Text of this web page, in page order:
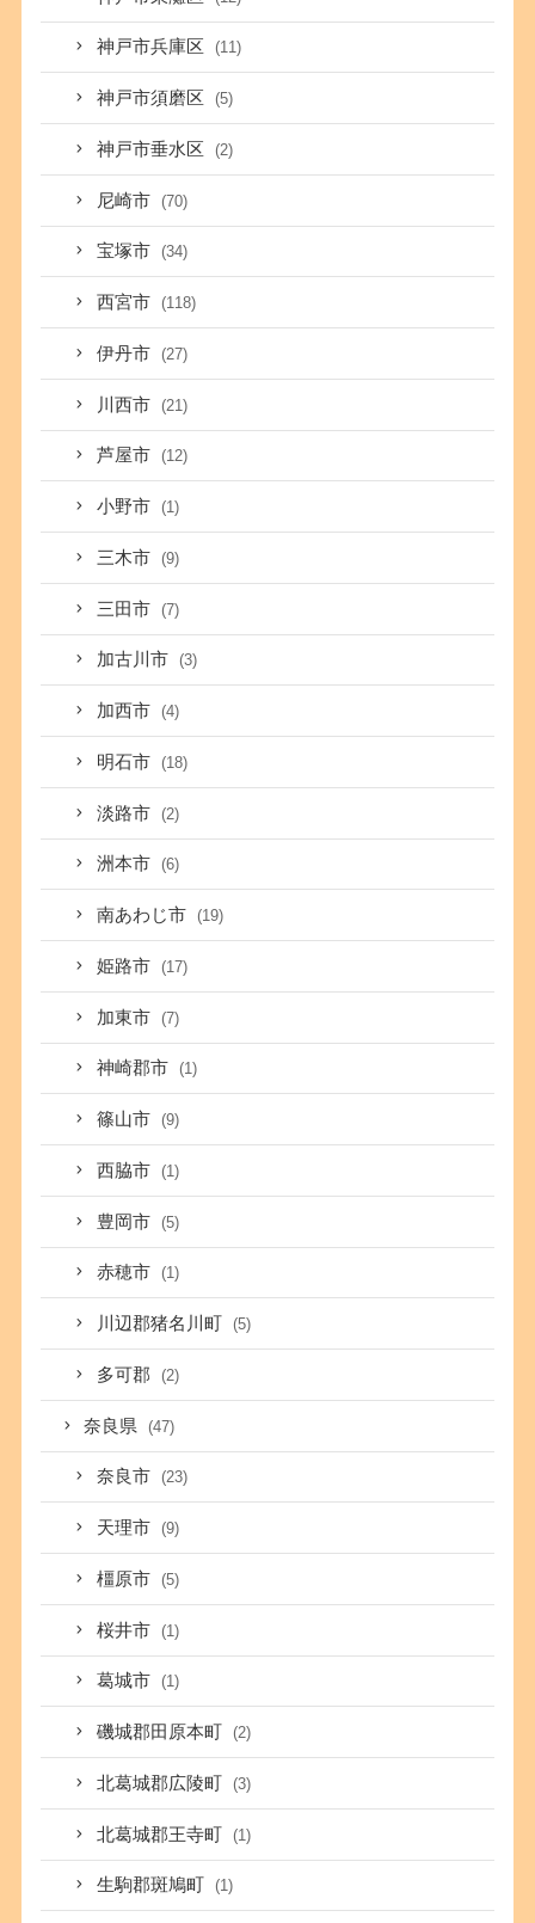
神戸市兵庫区 (11)
神戸市須磨区 (5)
神戸市垂水区 (2)
尼崎市 (70)
宝塚市 (34)
西宮市 (118)
伊丹市 (27)
川西市 (21)
芦屋市 (12)
小野市 (1)
三木市 (9)
三田市 (7)
加古川市 (3)
加西市 (4)
明石市 (18)
淡路市 (2)
洲本市 (6)
南あわじ市 (19)
姫路市 (17)
加東市 (7)
神崎郡市 (1)
篠山市 (9)
西脇市 (1)
豊岡市 (5)
赤穂市 (1)
川辺郡猪名川町 (5)
多可郡 (2)
奈良県 (47)
奈良市 (23)
天理市 (9)
橿原市 (5)
桜井市 (1)
葛城市 (1)
磯城郡田原本町 (2)
北葛城郡広陵町 (3)
北葛城郡王寺町 (1)
生駒郡斑鳩町 (1)